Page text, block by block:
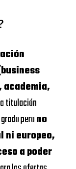
academia,
titulación
perono
ni europeo,
a poder